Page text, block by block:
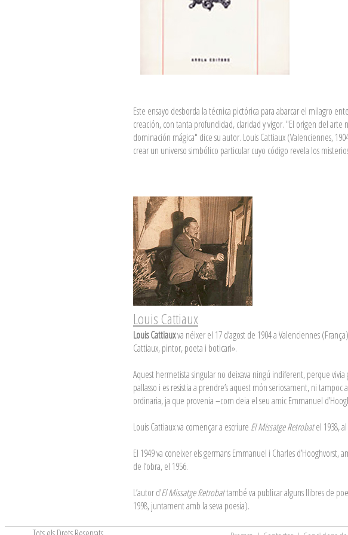
Este ensayo desborda la técnica pictórica para abarcar el milagro
creación, con tanta profundidad, claridad y vigor. "El origen del
dominación mágica" dice su autor. Louis Cattiaux (Valenciennes,
crear un universo simbólico particular cuyo código revela los
Louis Cattiaux
Louis Cattiauxva néixer el 17 d’agost de 1904 a Valenciennes
Cattiaux, pintor, poeta i boticari».
Aquest hermetista singular no deixava ningú indiferent, perque
pallasso i es resistia a prendre’s aquest món seriosament, ni
ordinaria, ja que provenia –com deia el seu amic Emmanuel
Louis Cattiaux va començar a escriure El Missatge Retrobatel 1938,
El 1949 va coneixer els germans Emmanuel i Charles
de l’obra, el 1956.
L’autor d’El Missatge Retrobattambé va publicar alguns llibres de
1998, juntament amb la seva poesia).